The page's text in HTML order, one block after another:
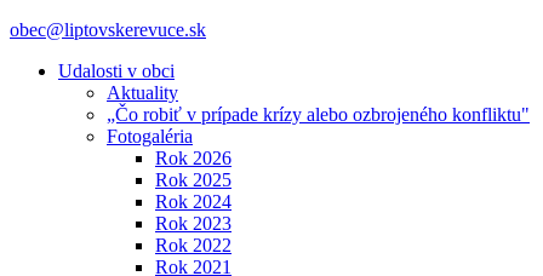
obec@liptovskerevuce.sk
Udalosti v obci
Aktuality
„Čo robiť v prípade krízy alebo ozbrojeného konfliktu"
Fotogaléria
Rok 2026
Rok 2025
Rok 2024
Rok 2023
Rok 2022
Rok 2021